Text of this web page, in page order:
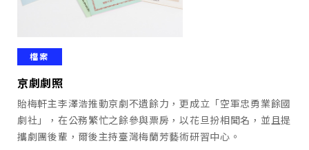
檔案
京劇劇照
貽梅軒主李澤浩推動京劇不遺餘力，更成立「空軍忠勇業餘國
劇社」，在公務繁忙之餘參與票房，以花旦扮相聞名，並且提
攜劇團後輩，爾後主持臺灣梅蘭芳藝術研習中心。